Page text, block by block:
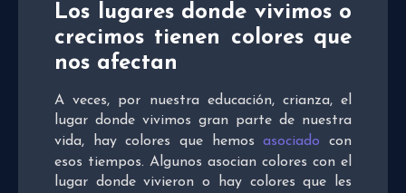
Los lugares donde vivimos o
crecimos tienen colores que
nos afectan
A veces, por nuestra educación, crianza, el
lugar donde vivimos gran parte de nuestra
vida, hay colores que hemosasociado con
esos tiempos. Algunos asocian colores con el
lugar donde vivieron o hay colores que les